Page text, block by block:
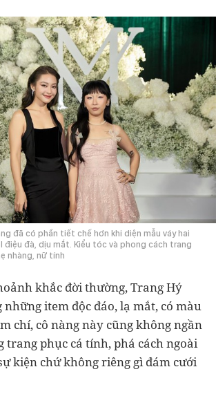
đã có phần tiết chế hơn khi diện mẫu váy hai
điệu đà, dịu mắt. Kiểu tóc và phong cách trang
nhàng, nữ tính
khắc đời thường, Trang Hý
những item độc đáo, lạ mắt, có màu
chí, cô nàng này cũng không ngần
trang phục cá tính, phá cách ngoài
kiện chứ không riêng gì đám cưới